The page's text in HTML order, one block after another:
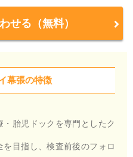
せる（無料）
幕張の特徴
・胎児ドックを専門としたク
を目指し、検査前後のフォロ